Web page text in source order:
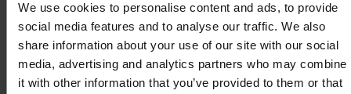
We use cookies to personalise content and ads, to provide
social media features and to analyse our traffic. We also
share information about your use of our site with our social
media, advertising and analytics partners who may combine
it with other information that you’ve provided to them or that